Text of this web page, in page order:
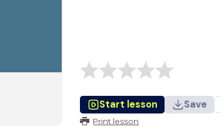
Start lesson Save
Print lesson